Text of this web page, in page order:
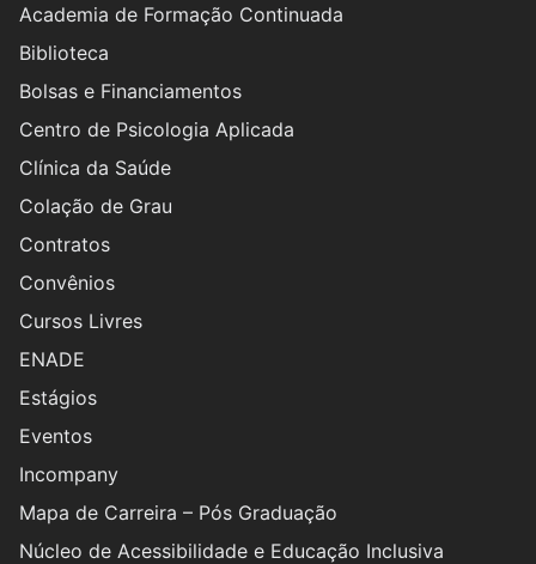
Academia de Formação Continuada
Biblioteca
Bolsas e Financiamentos
Centro de Psicologia Aplicada
Clínica da Saúde
Colação de Grau
Contratos
Convênios
Cursos Livres
ENADE
Estágios
Eventos
Incompany
Mapa de Carreira – Pós Graduação
Núcleo de Acessibilidade e Educação Inclusiva